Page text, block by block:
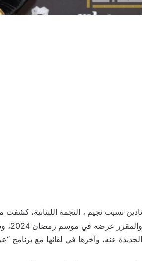
الجديدة عنه، وآخرها في لقائها مع